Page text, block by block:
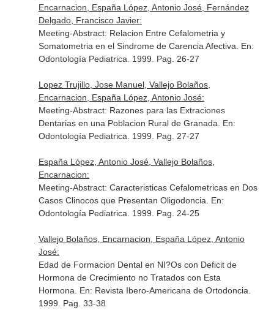
Encarnacion, España López, Antonio José, Fernández
Delgado, Francisco Javier:
Meeting-Abstract: Relacion Entre Cefalometria y
Somatometria en el Sindrome de Carencia Afectiva. En:
Odontología Pediatrica . 1999. Pag. 26-27
Lopez Trujillo, Jose Manuel, Vallejo Bolaños,
Encarnacion, España López, Antonio José:
Meeting-Abstract: Razones para las Extraciones
Dentarias en una Poblacion Rural de Granada. En:
Odontología Pediatrica . 1999. Pag. 27-27
España López, Antonio José, Vallejo Bolaños,
Encarnacion:
Meeting-Abstract: Caracteristicas Cefalometricas en Dos
Casos Clinocos que Presentan Oligodoncia. En:
Odontología Pediatrica . 1999. Pag. 24-25
Vallejo Bolaños, Encarnacion, España López, Antonio
José:
Edad de Formacion Dental en NI?Os con Deficit de
Hormona de Crecimiento no Tratados con Esta
Hormona. En: Revista Ibero-Americana de Ortodoncia
1999. Pag. 33-38